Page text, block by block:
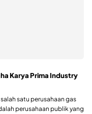
Karya Prima Industry
satu perusahaan gas
perusahaan publik yang